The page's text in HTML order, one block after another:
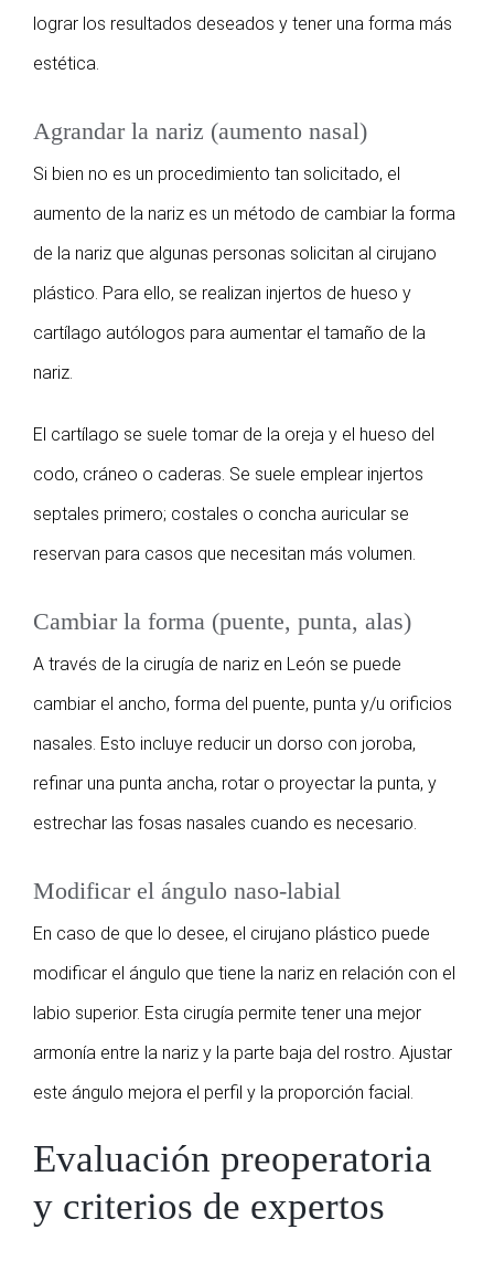
lograr los resultados deseados y tener una forma más
estética.
Agrandar la nariz (aumento nasal)
Si bien no es un procedimiento tan solicitado, el
aumento de la nariz es un método de cambiar la forma
de la nariz que algunas personas solicitan al cirujano
plástico. Para ello, se realizan injertos de hueso y
cartílago autólogos para aumentar el tamaño de la
nariz.
El cartílago se suele tomar de la oreja y el hueso del
codo, cráneo o caderas. Se suele emplear injertos
septales primero; costales o concha auricular se
reservan para casos que necesitan más volumen.
Cambiar la forma (puente, punta, alas)
A través de la cirugía de nariz en León se puede
cambiar el ancho, forma del puente, punta y/u orificios
nasales. Esto incluye reducir un dorso con joroba,
refinar una punta ancha, rotar o proyectar la punta, y
estrechar las fosas nasales cuando es necesario.
Modificar el ángulo naso‑labial
En caso de que lo desee, el cirujano plástico puede
modificar el ángulo que tiene la nariz en relación con el
labio superior. Esta cirugía permite tener una mejor
armonía entre la nariz y la parte baja del rostro. Ajustar
este ángulo mejora el perfil y la proporción facial.
Evaluación preoperatoria
y criterios de expertos